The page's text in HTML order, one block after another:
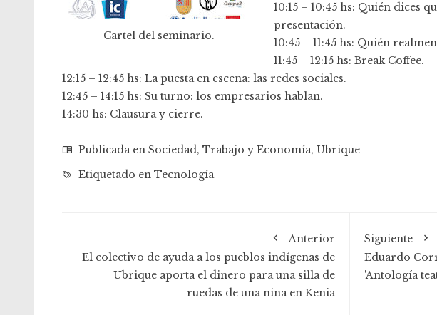
Cartel del seminario.
10:15 – 10:45 hs: Quién dices
presentación.
10:45 – 11:45 hs: Quién
11:45 – 12:15 hs: Break Coffee.
12:15 – 12:45 hs: La puesta en escena: las redes sociales.
12:45 – 14:15 hs: Su turno: los empresarios hablan.
14:30 hs: Clausura y cierre.
Publicada en Sociedad, Trabajo y Economía, Ubrique
Etiquetado en Tecnología
Anterior
El colectivo de ayuda a los pueblos indígenas de
Ubrique aporta el dinero para una silla de
ruedas de una niña en Kenia
Siguiente
Eduardo
'Antología